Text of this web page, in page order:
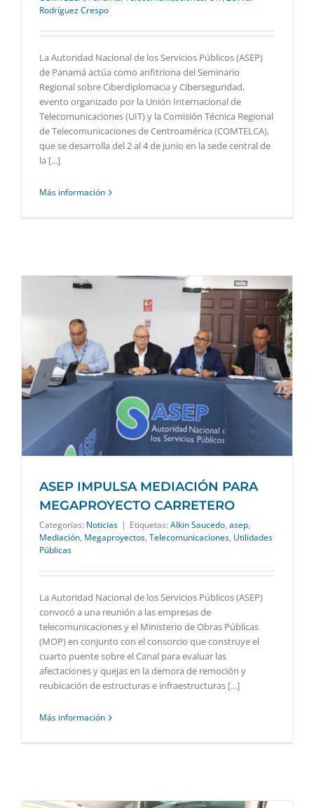
Rodríguez Crespo
La Autoridad Nacional de los Servicios Públicos (ASEP)
de Panamá actúa como anfitriona del Seminario
Regional sobre Ciberdiplomacia y Ciberseguridad,
evento organizado por la Unión Internacional de
Telecomunicaciones (UIT) y la Comisión Técnica Regional
de Telecomunicaciones de Centroamérica (COMTELCA),
que se desarrolla del 2 al 4 de junio en la sede central de
la [...]
Más información
ASEP IMPULSA MEDIACIÓN PARA
MEGAPROYECTO CARRETERO
Categorías: Noticias | Etiquetas: Alkin Saucedo, asep,
Mediación, Megaproyectos, Telecomunicaciones, Utilidades
Públicas
La Autoridad Nacional de los Servicios Públicos (ASEP)
convocó a una reunión a las empresas de
telecomunicaciones y el Ministerio de Obras Públicas
(MOP) en conjunto con el consorcio que construye el
cuarto puente sobre el Canal para evaluar las
afectaciones y quejas en la demora de remoción y
reubicación de estructuras e infraestructuras [...]
Más información